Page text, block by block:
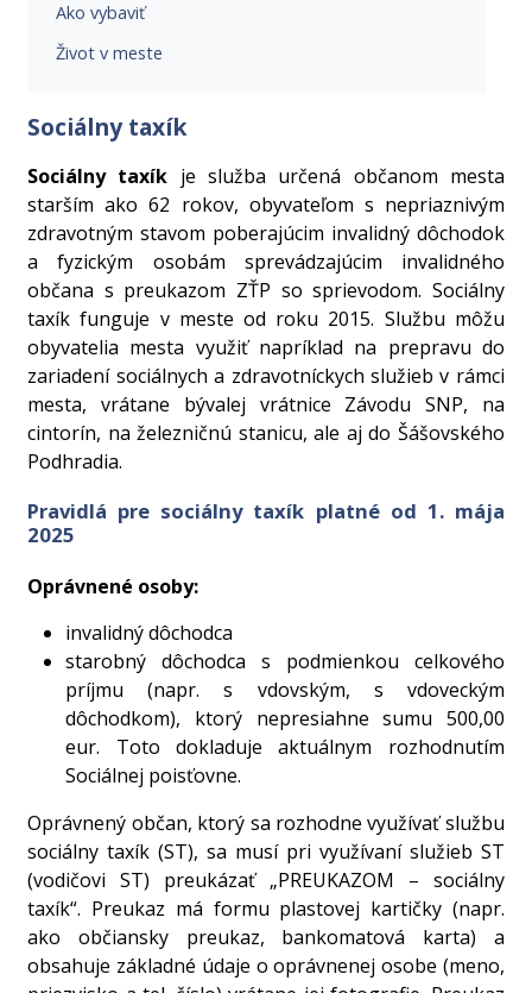
Ako vybaviť
Život v meste
Sociálny taxík
Sociálny taxík je služba určená občanom mesta
starším ako 62 rokov, obyvateľom s nepriaznivým
zdravotným stavom poberajúcim invalidný dôchodok
a fyzickým osobám sprevádzajúcim invalidného
občana s preukazom ZŤP so sprievodom. Sociálny
taxík funguje v meste od roku 2015. Službu môžu
obyvatelia mesta využiť napríklad na prepravu do
zariadení sociálnych a zdravotníckych služieb v rámci
mesta, vrátane bývalej vrátnice Závodu SNP, na
cintorín, na železničnú stanicu, ale aj do Šášovského
Podhradia.
Pravidlá pre sociálny taxík platné od 1. mája
2025
Oprávnené osoby:
invalidný dôchodca
starobný dôchodca s podmienkou celkového
príjmu (napr. s vdovským, s vdoveckým
dôchodkom), ktorý nepresiahne sumu 500,00
eur. Toto dokladuje aktuálnym rozhodnutím
Sociálnej poisťovne.
Oprávnený občan, ktorý sa rozhodne využívať službu
sociálny taxík (ST), sa musí pri využívaní služieb ST
(vodičovi ST) preukázať „PREUKAZOM – sociálny
taxík“. Preukaz má formu plastovej kartičky (napr.
ako občiansky preukaz, bankomatová karta) a
obsahuje základné údaje o oprávnenej osobe (meno,